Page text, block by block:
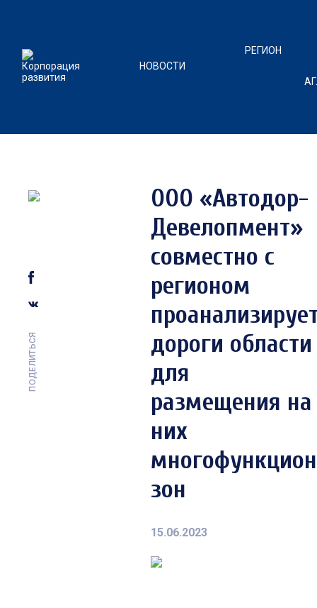
НОВОСТИ
РЕГИОН
ПОДЕЛИТЬСЯ
ООО «Автодор-
Девелопмент»
совместно с
регионом
дороги области
для
размещения на
них
зон
15.06.2023